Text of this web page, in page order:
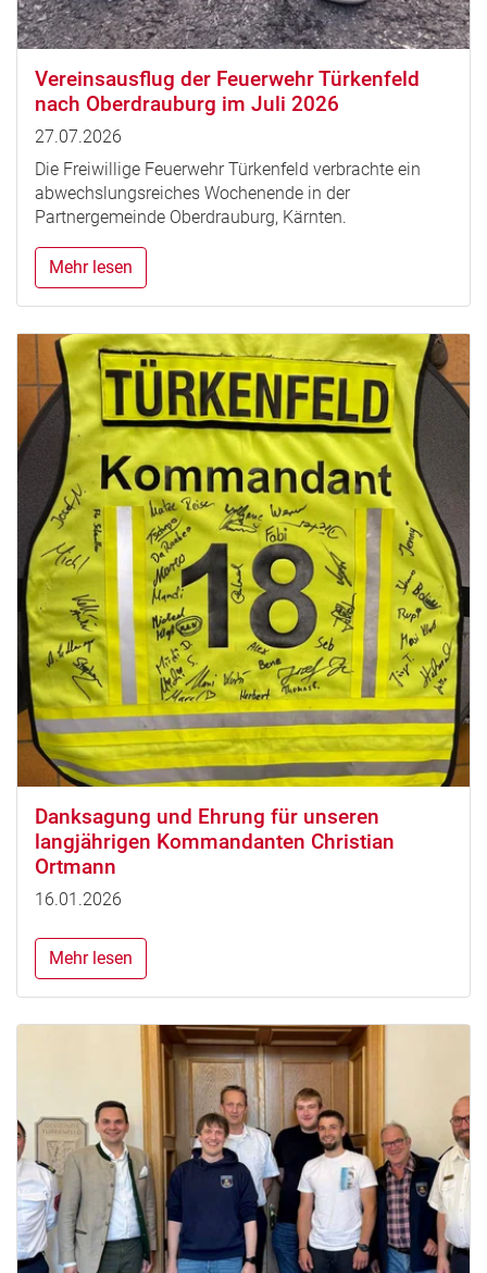
Vereinsausflug der Feuerwehr Türkenfeld
nach Oberdrauburg im Juli 2026
27.07.2026
Die Freiwillige Feuerwehr Türkenfeld verbrachte ein
abwechslungsreiches Wochenende in der
Partnergemeinde Oberdrauburg, Kärnten.
Mehr lesen
Danksagung und Ehrung für unseren
langjährigen Kommandanten Christian
Ortmann
16.01.2026
Mehr lesen